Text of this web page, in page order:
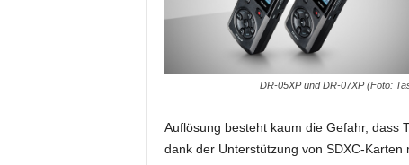
DR-05XP und DR-07XP (Foto:
Auflösung besteht kaum die Gefahr, dass
dank der Unterstützung von SDXC-